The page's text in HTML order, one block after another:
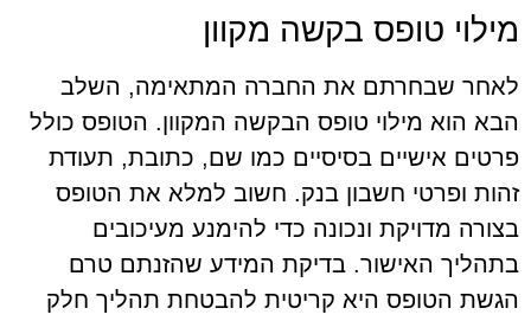
מילוי טופס בקשה מקוון
לאחר שבחרתם את החברה המתאימה, השלב
הבא הוא מילוי טופס הבקשה המקוון. הטופס כולל
פרטים אישיים בסיסיים כמו שם, כתובת, תעודת
זהות ופרטי חשבון בנק. חשוב למלא את הטופס
בצורה מדויקת ונכונה כדי להימנע מעיכובים
בתהליך האישור. בדיקת המידע שהזנתם טרם
הגשת הטופס היא קריטית להבטחת תהליך חלק